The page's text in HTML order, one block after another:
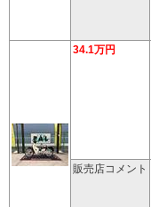
34.1万円
販売店コメント